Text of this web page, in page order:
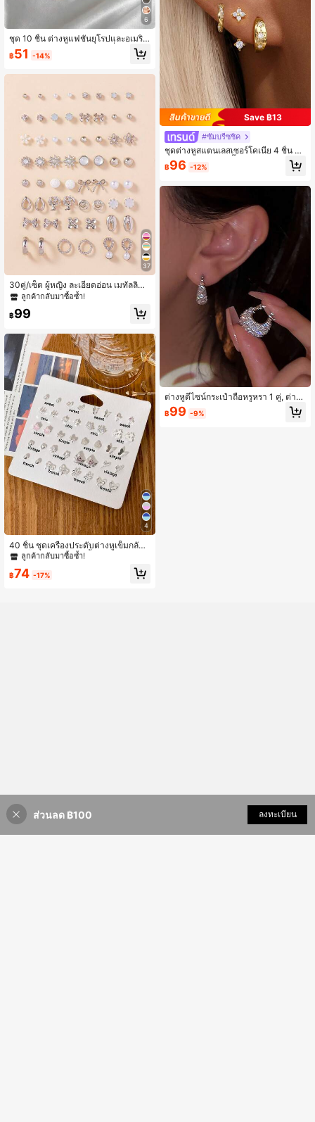
6
ชุด 10 ชิ้น ต่างหูแฟชั่นยุโรปและอเมริก
า หลายแบบ วัสดุทองแดง เครื่องประดั
บต่างหูสำหรับผู้หญิง ต่างหูห่วงเรียบง่า
฿51 -14%
37
30คู่/เซ็ต ผู้หญิง ละเอียดอ่อน เมทัลลิค เ
ปลือกหอยสังข์ , มุกเทียม & รูปหัวใจ ต่า
งหู ของขวัญ เซ็ต
ลูกค้ากลับมาซื้อซ้ำ!
฿99
4
40 ชิ้น ชุดเครื่องประดับต่างหูเข็มกลัด
อัลลอยด์สังกะสี ลายผีเสื้อ & มงกุฎ สวยห
วาน, เหมาะสำหรับใส่ประจำวัน สำหรับ
ผู้หญิง
#8 ขายดี ใน สีชมพู ชุดต่างหูผู้หญิง
ลูกค้ากลับมาซื้อซ้ำ!
#8 ขายดี ใน สีชมพู ชุดต่างหูผู้หญิง
ลูกค้ากลับมาซื้อซ้ำ!
#8 ขายดี ใน สีชมพู ชุดต่างหูผู้หญิง
ลูกค้ากลับมาซื้อซ้ำ!
#8 ขายดี ใน สีชมพู ชุดต่างหูผู้หญิง
฿74 -17%
Save ฿13
#ซัมบรีซชิค
ชุดต่างหูสแตนเลสเซอร์โคเนีย 4 ชิ้น สไ
ตล์หรูหรา, ต่างหูสตั๊ดมงกุฎชุบทอง 18K
& เครื่องประดับเจาะกระดูกอ่อน สำหรับ
฿96 -12%
ต่างหูดีไซน์กระเป๋าถือหรูหรา 1 คู่, ต่าง
หู คิวบิกเซอร์โคเนีย, ต่างหูวินเทจระดับ
ไฮเอนด์, ของขวัญวันหยุด
฿99 -9%
ส่วนลด ฿100 ลงทะเบียน